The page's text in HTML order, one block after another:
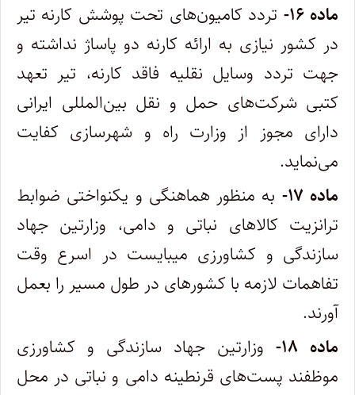
ماده ۱۶-
تردد کامیون‌های تحت پوشش کارنه تیر
در کشور نیازی به ارائه کارنه دو پاساژ نداشته و
جهت تردد وسایل نقلیه فاقد کارنه، تیر تعهد
کتبی ‌شرکت‌های حمل و نقل بین‌المللی ایرانی
دارای مجوز از وزارت راه و شهرسازی کفایت
می‌نماید.
ماده ۱۷-
به منظور هماهنگی و یکنواختی ضوابط
ترانزیت کالاهای نباتی و دامی، وزارتین جهاد
سازندگی و کشاورزی میبایست در اسرع وقت
‌تفاهمات لازمه با کشورهای در طول مسیر را بعمل
آورند.
ماده ۱۸-
وزارتین جهاد سازندگی و کشاورزی
موظفند پست‌های قرنطینه دامی و نباتی در محل